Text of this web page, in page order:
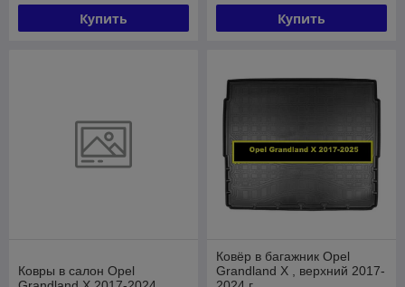
Купить Купить
Ковры в салон Opel
Ковёр в багажник Opel
Grandland X , верхний 2017-